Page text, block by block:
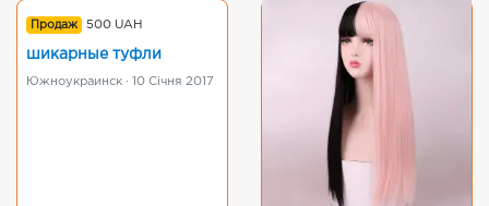
Продаж 500 UAH
шикарные туфли
Южноукраинск · 10 Січня 2017